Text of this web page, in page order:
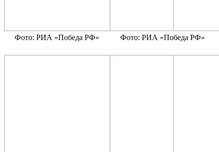
Фото: РИА «Победа РФ» Фото: РИА «Победа РФ»